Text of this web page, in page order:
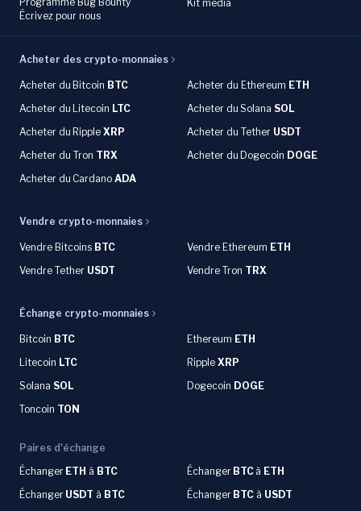
Écrivez pour nous
Kit média
Acheter des crypto-monnaies
Acheter du Bitcoin BTC Acheter du Ethereum ETH
Acheter du Litecoin LTC Acheter du Solana SOL
Acheter du Ripple XRP Acheter du Tether USDT
Acheter du Tron TRX Acheter du Dogecoin DOGE
Acheter du Cardano ADA
Vendre crypto-monnaies
Vendre Bitcoins BTC Vendre Ethereum ETH
Vendre Tether USDT Vendre Tron TRX
Échange crypto-monnaies
Bitcoin BTC Ethereum ETH
Litecoin LTC Ripple XRP
Solana SOL Dogecoin DOGE
Toncoin TON
Paires d'échange
Échanger ETH à BTC Échanger BTC à ETH
Échanger USDT à BTC Échanger BTC à USDT